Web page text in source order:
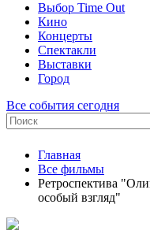
Выбор Time Out
Кино
Концерты
Спектакли
Выставки
Город
Все события сегодня
Главная
Все фильмы
Ретроспектива
особый взгляд"